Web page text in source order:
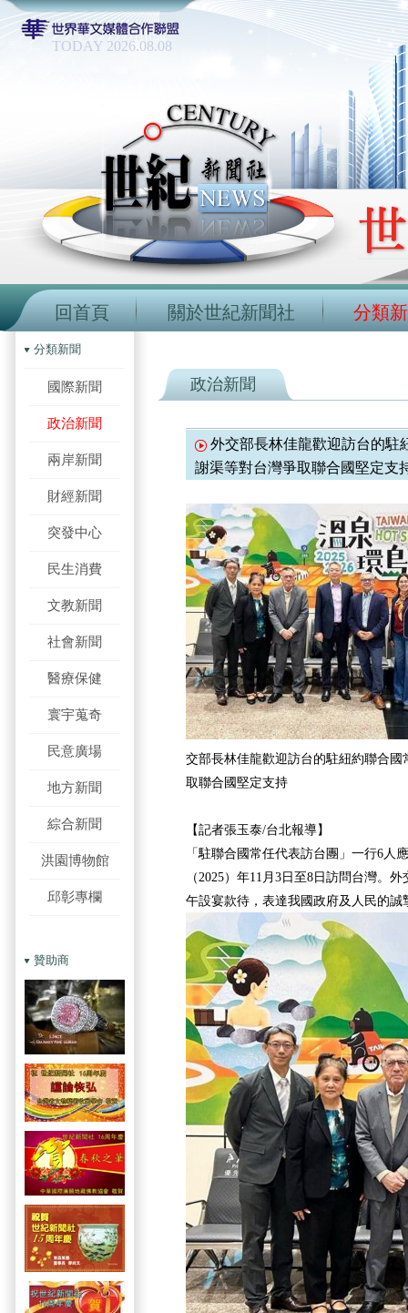
TODAY 2026.08.08
回首頁 關於世紀新聞社 分類
分類新聞
國際新聞
政治新聞
兩岸新聞
財經新聞
突發中心
民生消費
文教新聞
社會新聞
醫療保健
寰宇蒐奇
民意廣場
地方新聞
綜合新聞
洪園博物館
邱彰專欄
贊助商
政治新聞
外交部長林佳龍歡迎訪台的駐
謝渠等對台灣爭取聯合國堅定支
交部長林佳龍歡迎訪台的駐紐約聯合
取聯合國堅定支持
【記者張玉泰/台北報導】
「駐聯合國常任代表訪台團」一行6人
（2025）年11月3日至8日訪問台灣。
午設宴款待，表達我國政府及人民的誠